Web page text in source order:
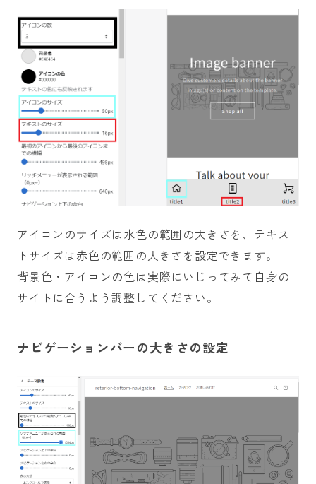
アイコンのサイズは水色の範囲の大きさを、テキス
トサイズは赤色の範囲の大きさを設定できます。
背景色・アイコンの色は実際にいじってみて自身の
サイトに合うよう調整してください。
ナビゲーションバーの大きさの設定